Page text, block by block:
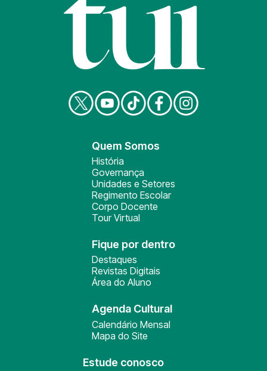
Quem Somos
História
Governança
Unidades e Setores
Regimento Escolar
Corpo Docente
Tour Virtual
Fique por dentro
Destaques
Revistas Digitais
Área do Aluno
Agenda Cultural
Calendário Mensal
Mapa do Site
Estude conosco